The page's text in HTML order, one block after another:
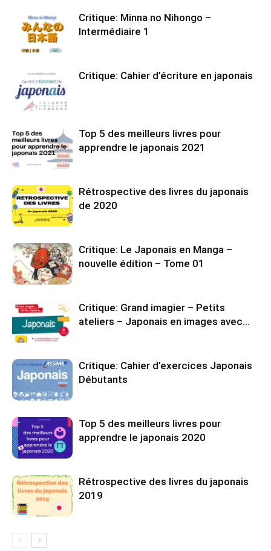
Critique: Minna no Nihongo –
Intermédiaire 1
Critique: Cahier d’écriture en japonais
Top 5 des meilleurs livres pour
apprendre le japonais 2021
Rétrospective des livres du japonais
de 2020
Critique: Le Japonais en Manga –
nouvelle édition – Tome 01
Critique: Grand imagier – Petits
ateliers – Japonais en images avec…
Critique: Cahier d’exercices Japonais
Débutants
Top 5 des meilleurs livres pour
apprendre le japonais 2020
Rétrospective des livres du japonais
2019